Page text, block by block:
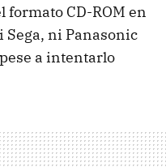
CD-ROM en
Sega, ni Panasonic
a intentarlo